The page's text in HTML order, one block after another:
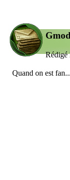
Rédigé
Quand on est fan...